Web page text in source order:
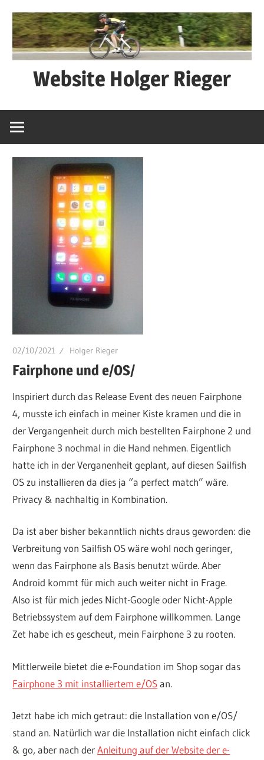
Inhalt
springen
Website Holger Rieger
schwätza
macha
02/10/2021 Holger Rieger
Fairphone und e/OS/
Inspiriert durch das Release Event des neuen Fairphone
4, musste ich einfach in meiner Kiste kramen und die in
der Vergangenheit durch mich bestellten Fairphone 2 und
Fairphone 3 nochmal in die Hand nehmen. Eigentlich
hatte ich in der Verganenheit geplant, auf diesen Sailfish
OS zu installieren da dies ja “a perfect match” wäre.
Privacy & nachhaltig in Kombination.
Da ist aber bisher bekanntlich nichts draus geworden: die
Verbreitung von Sailfish OS wäre wohl noch geringer,
wenn das Fairphone als Basis benutzt würde. Aber
Android kommt für mich auch weiter nicht in Frage.
Also ist für mich jedes Nicht-Google oder Nicht-Apple
Betriebssystem auf dem Fairphone willkommen. Lange
Zet habe ich es gescheut, mein Fairphone 3 zu rooten.
Mittlerweile bietet die e-Foundation im Shop sogar das
Fairphone 3 mit installiertem e/OSan.
Jetzt habe ich mich getraut: die Installation von e/OS/
stand an. Natürlich war die Installation nicht einfach click
& go, aber nach derAnleitung auf der Website der e-